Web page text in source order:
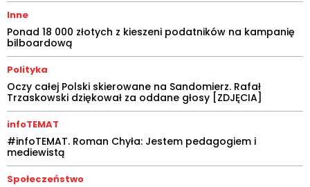
Inne
Ponad 18 000 złotych z kieszeni podatników na kampanię
bilboardową
Polityka
Oczy całej Polski skierowane na Sandomierz. Rafał
Trzaskowski dziękował za oddane głosy [ZDJĘCIA]
infoTEMAT
#infoTEMAT. Roman Chyła: Jestem pedagogiem i
mediewistą
Społeczeństwo